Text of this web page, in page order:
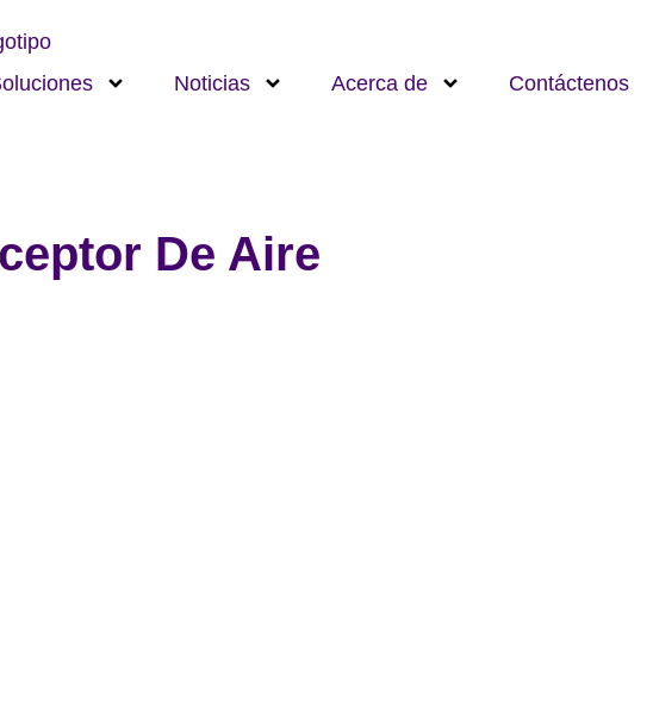
Noticias Acerca de Contáctenos
De Aire